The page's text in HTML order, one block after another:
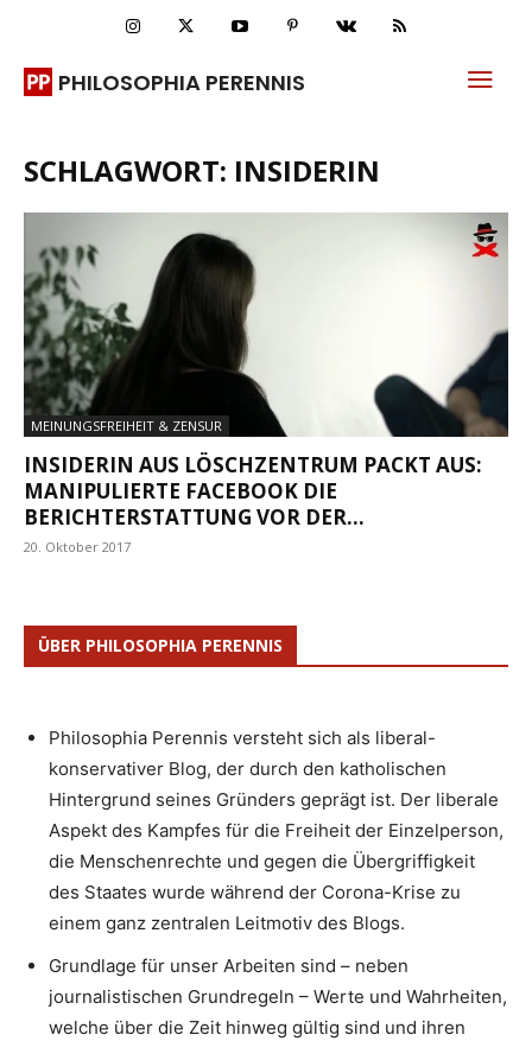
PHILOSOPHIA PERENNIS
SCHLAGWORT: INSIDERIN
MEINUNGSFREIHEIT & ZENSUR
INSIDERIN AUS LÖSCHZENTRUM PACKT AUS:
MANIPULIERTE FACEBOOK DIE
BERICHTERSTATTUNG VOR DER...
20. Oktober 2017
ÜBER PHILOSOPHIA PERENNIS
Philosophia Perennis versteht sich als liberal-
konservativer Blog, der durch den katholischen
Hintergrund seines Gründers geprägt ist. Der liberale
Aspekt des Kampfes für die Freiheit der Einzelperson,
die Menschenrechte und gegen die Übergriffigkeit
des Staates wurde während der Corona-Krise zu
einem ganz zentralen Leitmotiv des Blogs.
Grundlage für unser Arbeiten sind – neben
journalistischen Grundregeln – Werte und Wahrheiten,
welche über die Zeit hinweg gültig sind und ihren